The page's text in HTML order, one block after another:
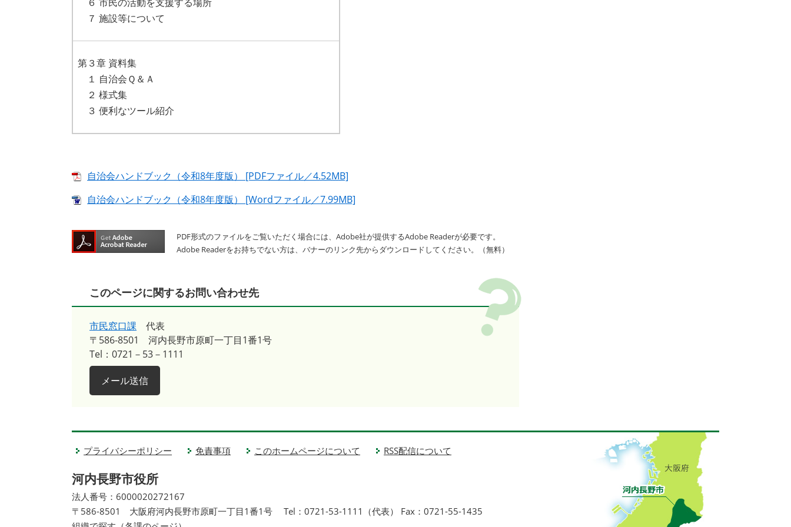
７ 施設等について​
第３章 資料集
１ 自治会Ｑ＆Ａ
２ 様式集
３ 便利なツール紹介
自治会ハンドブック（令和8年度版） [PDFファイル／4.52MB]
自治会ハンドブック（令和8年度版） [Wordファイル／7.99MB]
PDF形式のファイルをご覧いただく場合には、Adobe社が提供するAdobe Readerが必要です。
Adobe Readerをお持ちでない方は、バナーのリンク先からダウンロードしてください。（無料）
このページに関するお問い合わせ先
市民窓口課
代表
〒586-8501
河内長野市原町一丁目1番1号
Tel：0721－53－1111
メール送信
プライバシーポリシー 免責事項 このホームページについて RSS配信について
河内長野市役所
法人番号：6000020272167
〒586-8501 大阪府河内長野市原町一丁目1番1号
Tel：0721-53-1111（代表） Fax：0721-55-1435